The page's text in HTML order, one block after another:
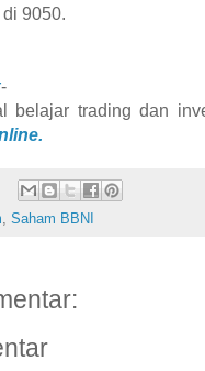
9050.
-
belajar trading dan
, Saham BBNI